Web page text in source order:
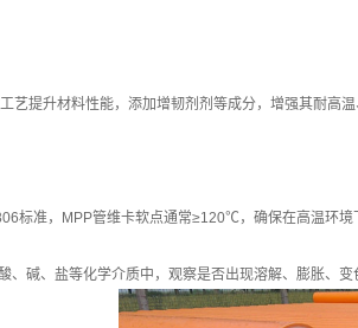
艺提升材料性能，添加增韧剂剂等成分，增强其耐高温
标准，MPP管维卡软点通常≥120℃，确保在高温环境
、碱、盐等化学介质中，观察是否出现溶解、膨胀、变